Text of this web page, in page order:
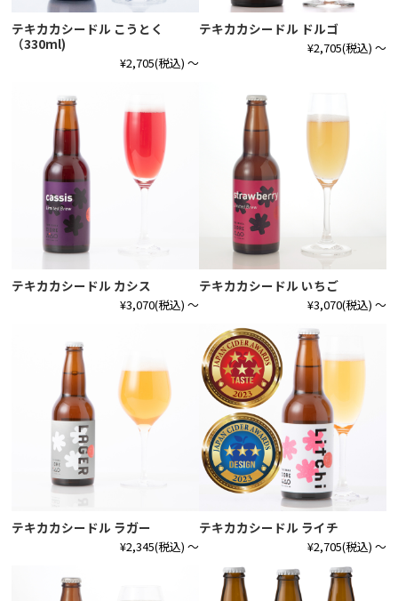
テキカカシードル こうとく
（330ml)
¥2,705(税込) ～
テキカカシードル ドルゴ
¥2,705(税込) ～
テキカカシードル カシス
¥3,070(税込) ～
テキカカシードル いちご
¥3,070(税込) ～
テキカカシードル ラガー
¥2,345(税込) ～
テキカカシードル ライチ
¥2,705(税込) ～